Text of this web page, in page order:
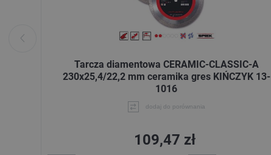
Tarcza diamentowa CERAMIC-CLASSIC-A
230x25,4/22,2 mm ceramika gres KIŃCZYK 13-
1016
dodaj do porównania
109,47 zł